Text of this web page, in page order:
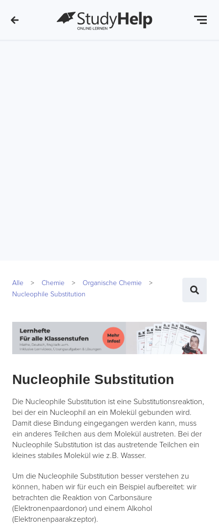
Alle Chemie
Organische Chemie
Nucleophile Substitution
Nucleophile Substitution
Die Nucleophile Substitution ist eine Substitutionsreaktion,
bei der ein Nucleophil an ein Molekül gebunden wird.
Damit diese Bindung eingegangen werden kann, muss
ein anderes Teilchen aus dem Molekül austreten. Bei der
Nucleophile Substitution ist das austretende Teilchen ein
kleines stabiles Molekül wie z.B. Wasser.
Um die Nucleophile Substitution besser verstehen zu
können, haben wir für euch ein Beispiel aufbereitet: wir
betrachten die Reaktion von Carbonsäure
(Elektronenpaardonor) und einem Alkohol
(Elektronenpaarakzeptor).